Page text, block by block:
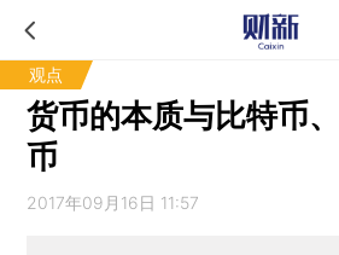
观点
货币的本质与比特币
币
2017年09月16日 11:57